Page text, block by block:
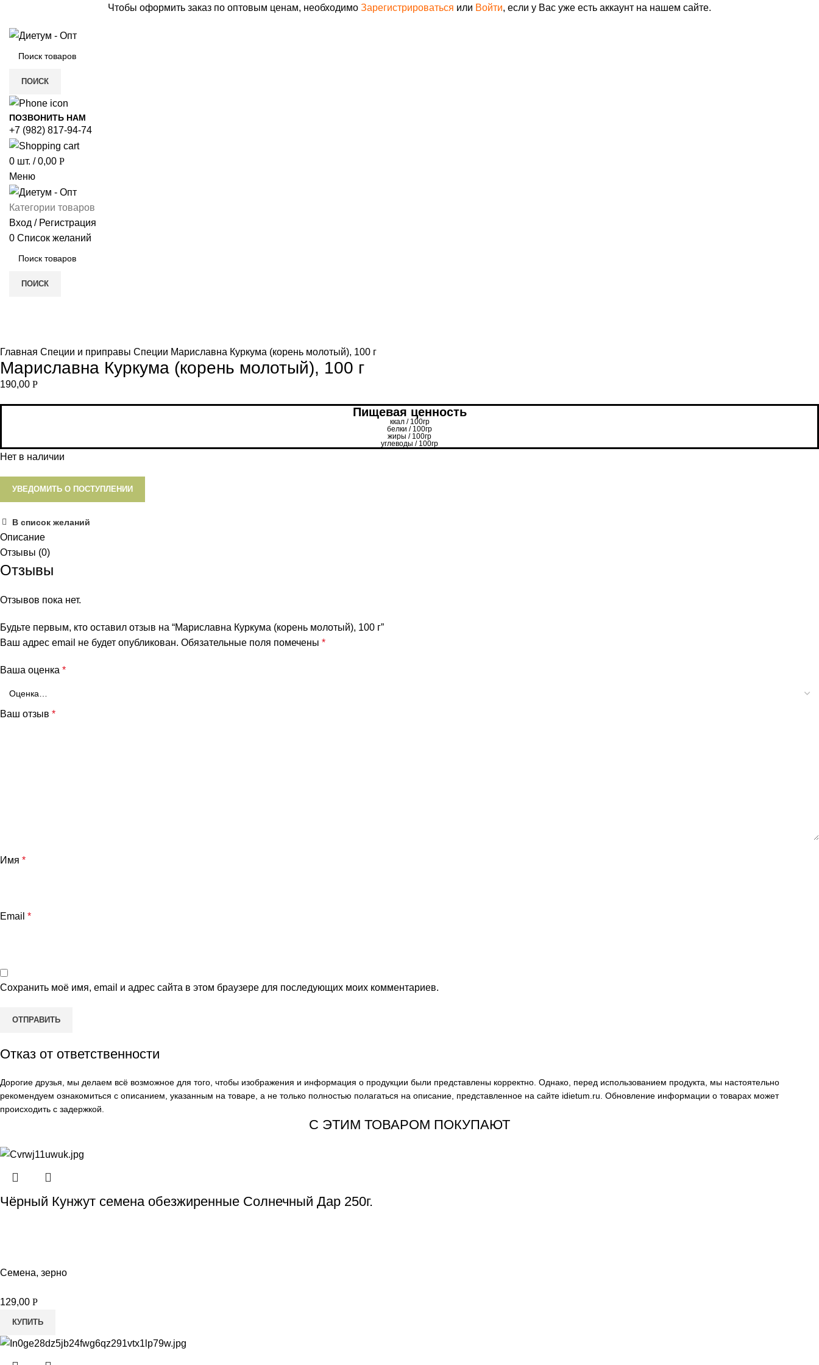
Чтобы оформить заказ по оптовым ценам, необходимо Зарегистрироваться или Войти, если у Вас уже есть аккаунт на нашем сайте.
ПОИСК
ПОЗВОНИТЬ НАМ
+7 (982) 817-94-74
0 шт. / 0,00 Р
Меню
Категории товаров
Вход / Регистрация
0 Список желаний
ПОИСК
Главная Специи и приправы Специи Мариславна Куркума (корень молотый), 100 г
Мариславна Куркума (корень молотый), 100 г
190,00 Р
Пищевая ценность
ккал / 100гр
белки / 100гр
жиры / 100гр
углеводы / 100гр
Нет в наличии
УВЕДОМИТЬ О ПОСТУПЛЕНИИ
В список желаний
Описание
Отзывы (0)
Отзывы
Отзывов пока нет.
Будьте первым, кто оставил отзыв на “Мариславна Куркума (корень молотый), 100 г”
Ваш адрес email не будет опубликован. Обязательные поля помечены *
Ваша оценка *
Ваш отзыв *
Имя *
Email *
Сохранить моё имя, email и адрес сайта в этом браузере для последующих моих комментариев.
Отказ от ответственности
Дорогие друзья, мы делаем всё возможное для того, чтобы изображения и информация о продукции были представлены корректно. Однако, перед использованием продукта, мы настоятельно
рекомендуем ознакомиться с описанием, указанным на товаре, а не только полностью полагаться на описание, представленное на сайте idietum.ru . Обновление информации о товарах может
происходить с задержкой.
С ЭТИМ ТОВАРОМ ПОКУПАЮТ
Чёрный Кунжут семена обезжиренные Солнечный Дар 250г.
Семена, зерно
129,00 Р
КУПИТЬ